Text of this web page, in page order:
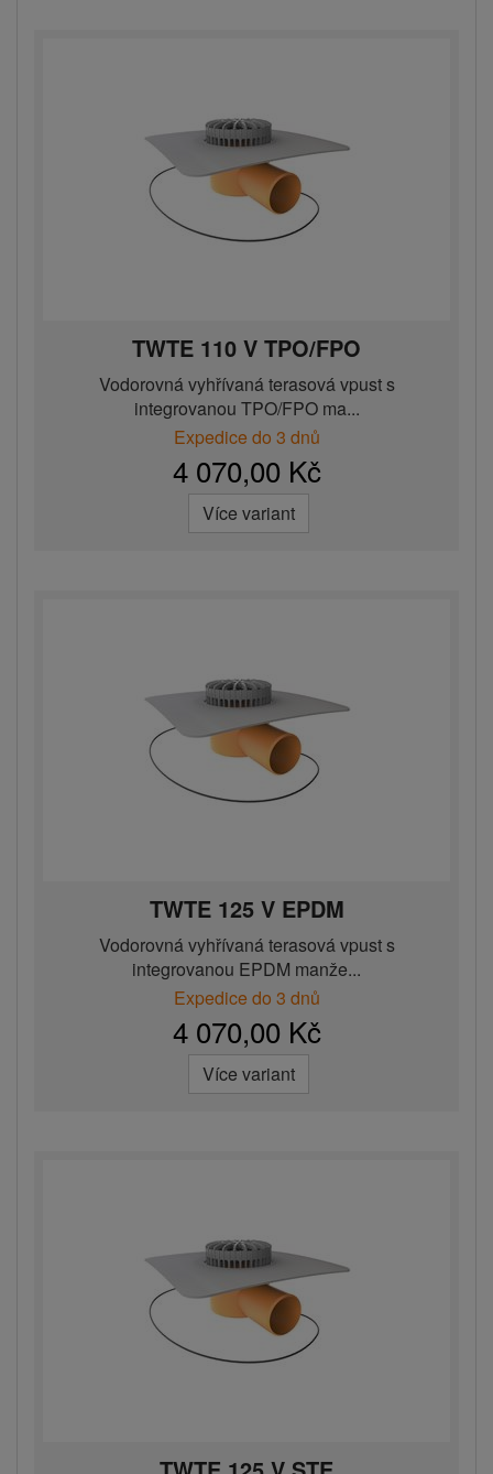
TWTE 110 V TPO/FPO
Vodorovná vyhřívaná terasová vpust s
integrovanou TPO/FPO ma...
Expedice do 3 dnů
4 070,00 Kč
Více variant
TWTE 125 V EPDM
Vodorovná vyhřívaná terasová vpust s
integrovanou EPDM manže...
Expedice do 3 dnů
4 070,00 Kč
Více variant